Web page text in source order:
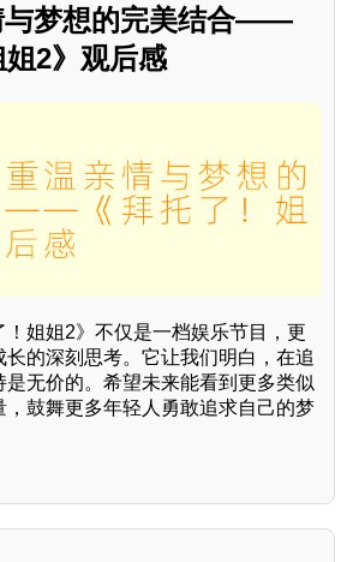
与梦想的完美结合——
姐2》观后感
！姐姐2》不仅是一档娱乐节目，更
的深刻思考。它让我们明白，在追
无价的。希望未来能看到更多类似
，鼓舞更多年轻人勇敢追求自己的梦